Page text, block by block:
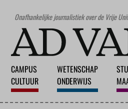
Onafhankelijke journalistiek over de Vrije
CAMPUS
CULTUUR
WETENSCHAP
ONDERWIJS